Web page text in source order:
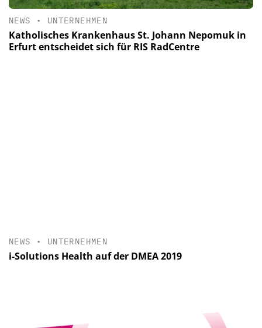
NEWS • UNTERNEHMEN
Katholisches Krankenhaus St. Johann Nepomuk in
Erfurt entscheidet sich für RIS RadCentre
NEWS • UNTERNEHMEN
i-Solutions Health auf der DMEA 2019